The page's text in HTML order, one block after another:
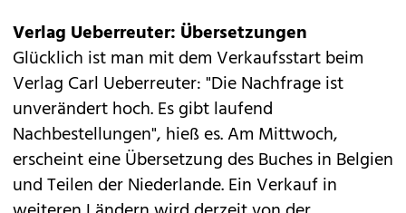
Verlag Ueberreuter: Übersetzungen
Glücklich ist man mit dem Verkaufsstart beim
Verlag Carl Ueberreuter: "Die Nachfrage ist
unverändert hoch. Es gibt laufend
Nachbestellungen", hieß es. Am Mittwoch,
erscheint eine Übersetzung des Buches in Belgien
und Teilen der Niederlande. Ein Verkauf in